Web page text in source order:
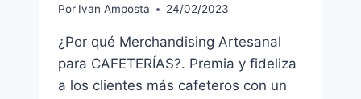
Por Ivan Amposta 24/02/2023
¿Por qué Merchandising Artesanal
para CAFETERÍAS?. Premia y fideliza
a los clientes más cafeteros con un